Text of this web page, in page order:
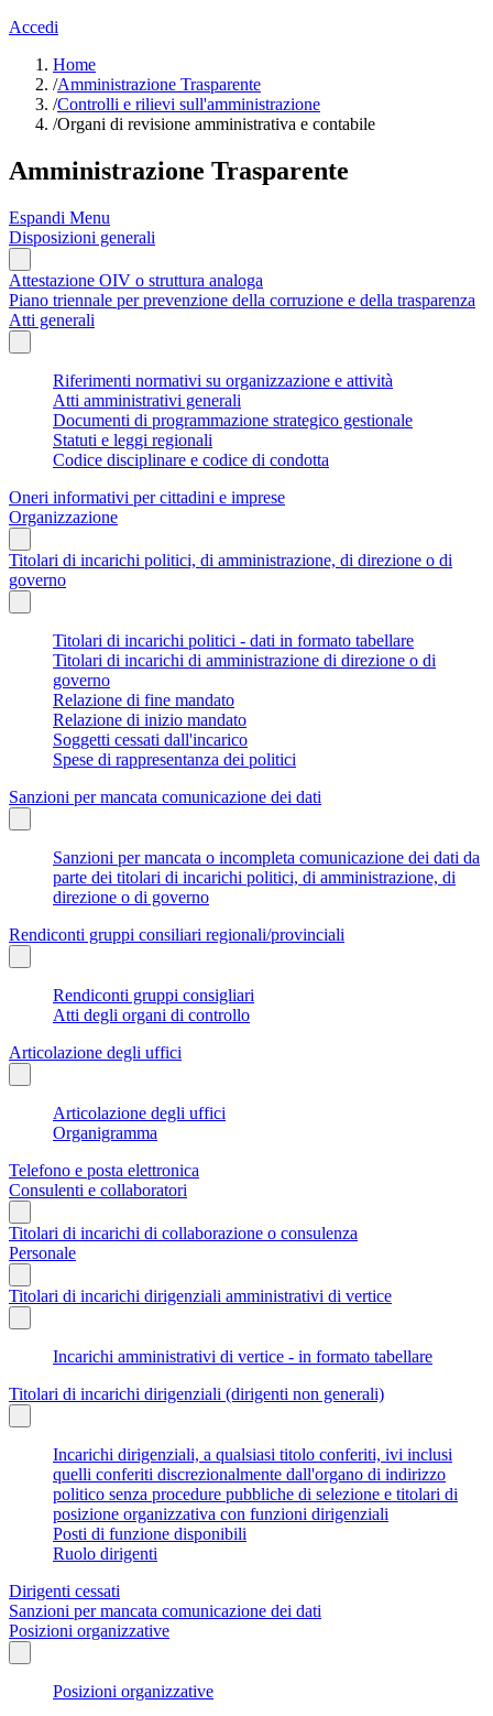
Accedi
Home
/Amministrazione Trasparente
/Controlli e rilievi sull'amministrazione
/Organi di revisione amministrativa e contabile
Amministrazione Trasparente
Espandi Menu
Disposizioni generali
Attestazione OIV o struttura analoga
Piano triennale per prevenzione della corruzione e della trasparenza
Atti generali
Riferimenti normativi su organizzazione e attività
Atti amministrativi generali
Documenti di programmazione strategico gestionale
Statuti e leggi regionali
Codice disciplinare e codice di condotta
Oneri informativi per cittadini e imprese
Organizzazione
Titolari di incarichi politici, di amministrazione, di direzione o di
governo
Titolari di incarichi politici - dati in formato tabellare
Titolari di incarichi di amministrazione di direzione o di
governo
Relazione di fine mandato
Relazione di inizio mandato
Soggetti cessati dall'incarico
Spese di rappresentanza dei politici
Sanzioni per mancata comunicazione dei dati
Sanzioni per mancata o incompleta comunicazione dei dati da
parte dei titolari di incarichi politici, di amministrazione, di
direzione o di governo
Rendiconti gruppi consiliari regionali/provinciali
Rendiconti gruppi consigliari
Atti degli organi di controllo
Articolazione degli uffici
Articolazione degli uffici
Organigramma
Telefono e posta elettronica
Consulenti e collaboratori
Titolari di incarichi di collaborazione o consulenza
Personale
Titolari di incarichi dirigenziali amministrativi di vertice
Incarichi amministrativi di vertice - in formato tabellare
Titolari di incarichi dirigenziali (dirigenti non generali)
Incarichi dirigenziali, a qualsiasi titolo conferiti, ivi inclusi
quelli conferiti discrezionalmente dall'organo di indirizzo
politico senza procedure pubbliche di selezione e titolari di
posizione organizzativa con funzioni dirigenziali
Posti di funzione disponibili
Ruolo dirigenti
Dirigenti cessati
Sanzioni per mancata comunicazione dei dati
Posizioni organizzative
Posizioni organizzative